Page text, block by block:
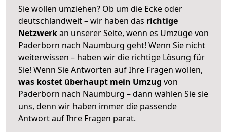
Sie wollen umziehen? Ob um die Ecke oder
deutschlandweit – wir haben das richtige
Netzwerkan unserer Seite, wenn es Umzüge von
Paderborn nach Naumburg geht! Wenn Sie nicht
weiterwissen – haben wir die richtige Lösung für
Sie! Wenn Sie Antworten auf Ihre Fragen wollen,
was kostet überhaupt mein Umzug von
Paderborn nach Naumburg – dann wählen Sie sie
uns, denn wir haben immer die passende
Antwort auf Ihre Fragen parat.